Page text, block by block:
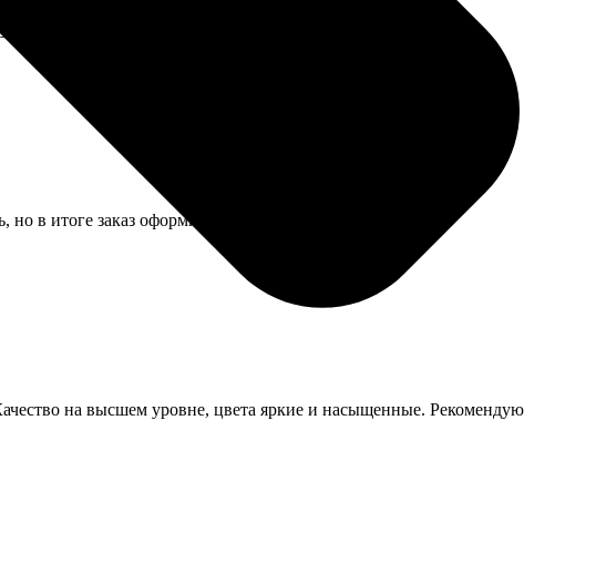
подороже, под дерево. Выглядит солидно, как в галерее.
в итоге заказ оформил.
на высшем уровне, цвета яркие и насыщенные. Рекомендую